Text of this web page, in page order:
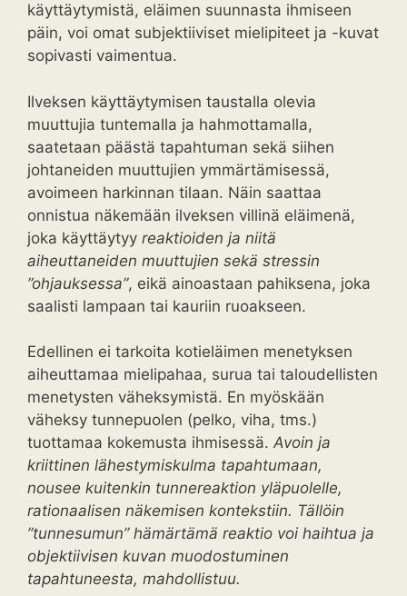
käyttäytymistä, eläimen suunnasta ihmiseen
päin, voi omat subjektiiviset mielipiteet ja -kuvat
sopivasti vaimentua.
Ilveksen käyttäytymisen taustalla olevia
muuttujia tuntemalla ja hahmottamalla,
saatetaan päästä tapahtuman sekä siihen
johtaneiden muuttujien ymmärtämisessä,
avoimeen harkinnan tilaan. Näin saattaa
onnistua näkemään ilveksen villinä eläimenä,
joka käyttäytyy reaktioiden ja niitä
aiheuttaneiden muuttujien sekä stressin
”ohjauksessa”, eikä ainoastaan pahiksena, joka
saalisti lampaan tai kauriin ruoakseen.
Edellinen ei tarkoita kotieläimen menetyksen
aiheuttamaa mielipahaa, surua tai taloudellisten
menetysten väheksymistä. En myöskään
väheksy tunnepuolen (pelko, viha, tms.)
tuottamaa kokemusta ihmisessä. Avoin ja
kriittinen lähestymiskulma tapahtumaan,
nousee kuitenkin tunnereaktion yläpuolelle,
rationaalisen näkemisen kontekstiin. Tällöin
”tunnesumun” hämärtämä reaktio voi haihtua ja
objektiivisen kuvan muodostuminen
tapahtuneesta, mahdollistuu.